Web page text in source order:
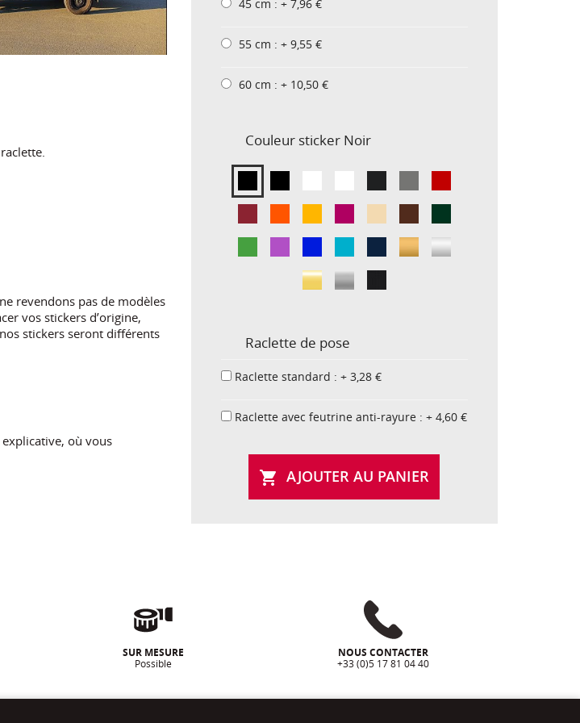
revendons pas de modèles
vos stickers d’origine,
stickers seront différents
où vous
45 cm : + 7,96 €
55 cm : + 9,55 €
60 cm : + 10,50 €
Couleur sticker Noir
Raclette de pose
Raclette standard : + 3,28 €
Raclette avec feutrine anti-rayure : + 4,60 €
 AJOUTER AU PANIER
SUR MESURE
Possible
NOUS CONTACTER
+33 (0)5 17 81 04 40